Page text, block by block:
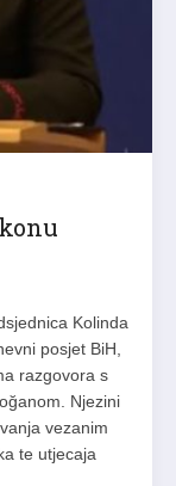
Kolinda
posjet BiH,
razgovora s
Njezini
vezanim
te utjecaja